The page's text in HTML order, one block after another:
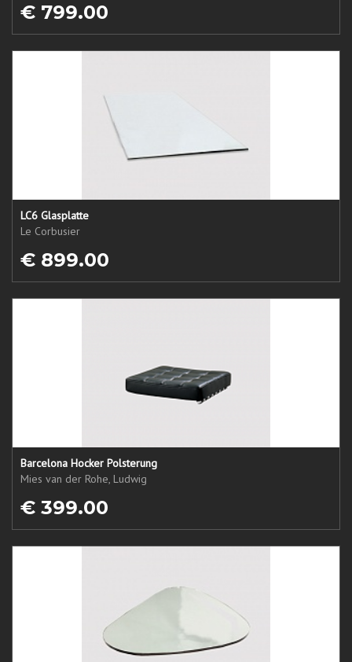
€ 799.00
LC6 Glasplatte
Le Corbusier
€ 899.00
Barcelona Hocker Polsterung
Mies van der Rohe, Ludwig
€ 399.00